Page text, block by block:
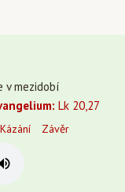
v mezidobí
Lk 20,27
Kázání Závěr